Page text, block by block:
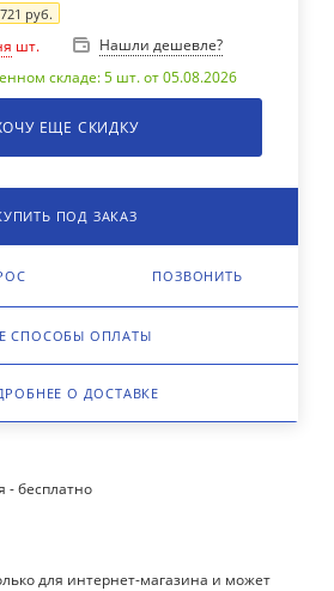
руб.
шт.
Нашли дешевле?
складе: 5 шт. от 05.08.2026
ЕЩЕ СКИДКУ
ПОД ЗАКАЗ
ПОЗВОНИТЬ
СПОСОБЫ ОПЛАТЫ
О ДОСТАВКЕ
- бесплатно
для интернет-магазина и может